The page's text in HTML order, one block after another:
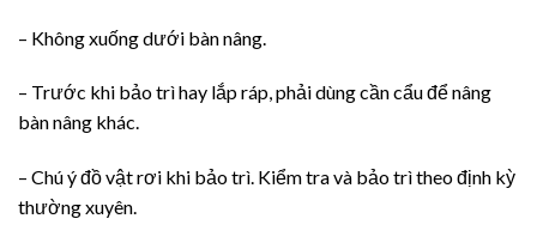
– Không xuống dưới bàn nâng.
– Trước khi bảo trì hay lắp ráp, phải dùng cần cẩu để nâng
bàn nâng khác.
– Chú ý đồ vật rơi khi bảo trì. Kiểm tra và bảo trì theo định kỳ
thường xuyên.